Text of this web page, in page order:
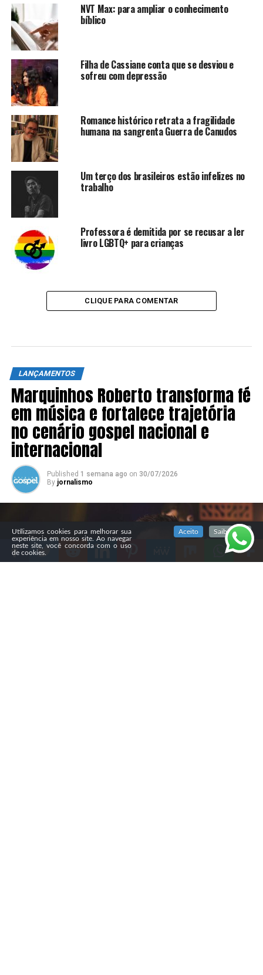
SIGA NOSSAS REDES SOCIAIS
NVT Max: para ampliar o conhecimento
bíblico
Filha de Cassiane conta que se desviou e
sofreu com depressão
Romance histórico retrata a fragilidade
humana na sangrenta Guerra de Canudos
Um terço dos brasileiros estão infelizes no
trabalho
Professora é demitida por se recusar a ler
livro LGBTQ+ para crianças
CLIQUE PARA COMENTAR
LANÇAMENTOS
Marquinhos Roberto transforma fé
em música e fortalece trajetória
no cenário gospel nacional e
internacional
Published 1 semana ago on 30/07/2026
By jornalismo
Utilizamos cookies para melhorar sua
experiência em nosso site. Ao navegar
neste site, você concorda com o uso
de cookies.
Aceito Saiba mais